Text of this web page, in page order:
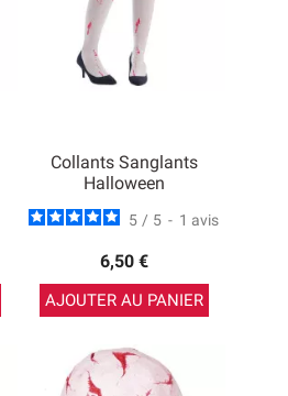
Collants Sanglants
Halloween
5 / 5 - 1 avis
6,50 €
AJOUTER AU PANIER